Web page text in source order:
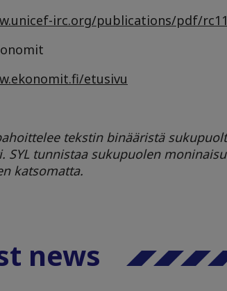
irc.org/publications/pdf/
etusivu
tekstin binääristä
SYL tunnistaa sukupuolen
katsomatta.
news